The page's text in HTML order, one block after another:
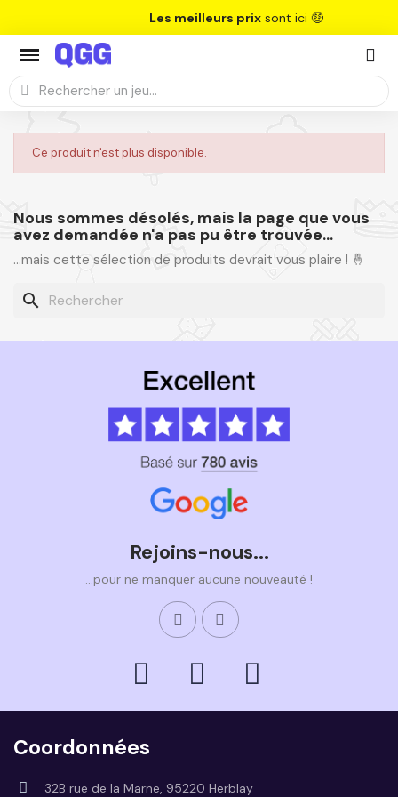
Les meilleurs prixsont ici 🤑
Ce produit n'est plus disponible.
Nous sommes désolés, mais la page que vous
avez demandée n'a pas pu être trouvée...
...mais cette sélection de produits devrait vous plaire ! 🤞
search
Rejoins-nous...
...pour ne manquer aucune nouveauté !
Coordonnées
32B rue de la Marne, 95220 Herblay